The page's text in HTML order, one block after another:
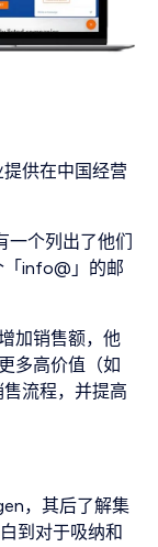
供在中国经营
个列出了他们
info@」的邮
加销售额，他
多高价值（如
流程，并提高
，其后了解集
到对于吸纳和